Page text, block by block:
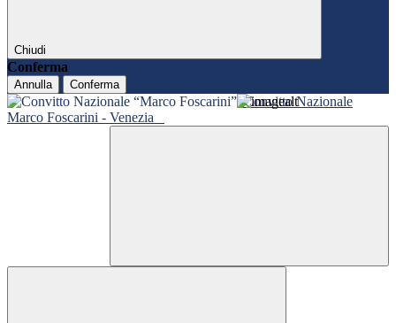
Chiudi
Conferma
Annulla Conferma
Convitto Nazionale
Marco Foscarini - Venezia